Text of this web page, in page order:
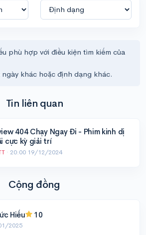
phù hợp với điều kiện tìm kiếm của
khác hoặc định dạng khác.
Tin liên quan
404 Chạy Ngay Đi - Phim kinh dị
cực kỳ giải trí
· 20:00 19/12/2024
Cộng đồng
Hiếu 10
2025